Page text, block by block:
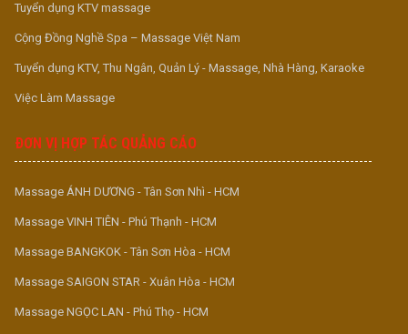
Tuyển dụng KTV massage
Cộng Đồng Nghề Spa – Massage Việt Nam
Tuyển dụng KTV, Thu Ngân, Quản Lý - Massage, Nhà Hàng, Karaoke
Việc Làm Massage
ĐƠN VỊ HỢP TÁC QUẢNG CÁO
Massage ÁNH DƯƠNG - Tân Sơn Nhì - HCM
Massage VINH TIÊN - Phú Thạnh - HCM
Massage BANGKOK - Tân Sơn Hòa - HCM
Massage SAIGON STAR - Xuân Hòa - HCM
Massage NGỌC LAN - Phú Thọ - HCM